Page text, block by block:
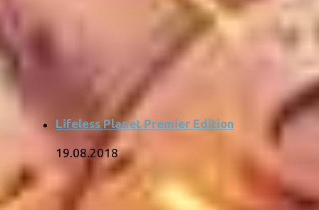
Lifeless Planet Premier Edition
19.08.2018